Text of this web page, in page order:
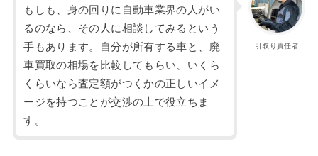
引取り責任者
もしも、身の回りに自動車業界の人がい
るのなら、その人に相談してみるという
手もあります。自分が所有する車と、廃
車買取の相場を比較してもらい、いくら
くらいなら査定額がつくかの正しいイメ
ージを持つことが交渉の上で役立ちま
す。